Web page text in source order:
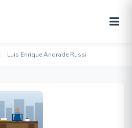
Luis Enrique Andrade Russi